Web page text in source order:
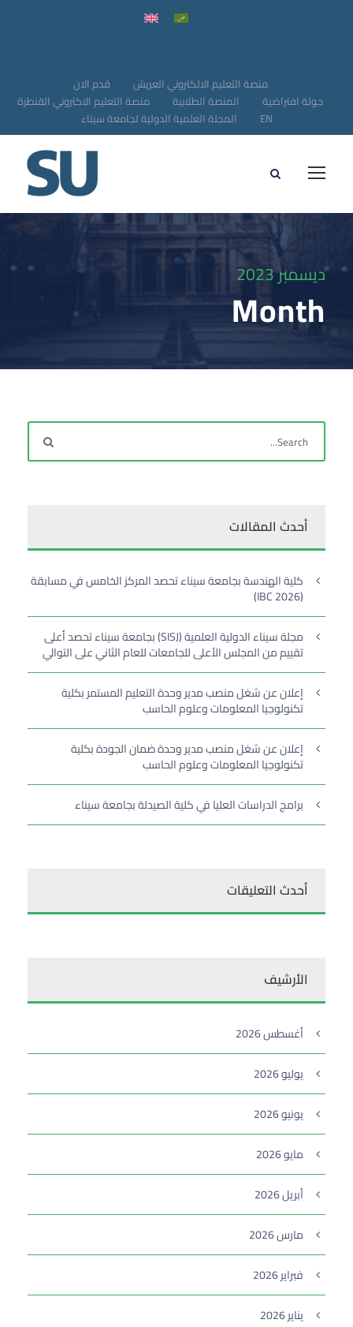
قدم الان
منصة التعليم الالكتروني العريش
منصة التعليم الاكتروني القنطرة
المنصة الطلابية
جولة افتراضية
المجلة العلمية الدولية لجامعة سيناء
EN
ديسمبر 2023
Month
أحدث المقالات
كلية الهندسة بجامعة سيناء تحصد المركز الخامس في مسابقة
(IBC 2026)
مجلة سيناء الدولية العلمية (SISJ) بجامعة سيناء تحصد أعلى
تقييم من المجلس الأعلى للجامعات للعام الثاني على التوالي
إعلان عن شغل منصب مدير وحدة التعليم المستمر بكلية
تكنولوجيا المعلومات وعلوم الحاسب
إعلان عن شغل منصب مدير وحدة ضمان الجودة بكلية
تكنولوجيا المعلومات وعلوم الحاسب
برامج الدراسات العليا في كلية الصيدلة بجامعة سيناء
أحدث التعليقات
الأرشيف
أغسطس 2026
يوليو 2026
يونيو 2026
مايو 2026
أبريل 2026
مارس 2026
فبراير 2026
يناير 2026